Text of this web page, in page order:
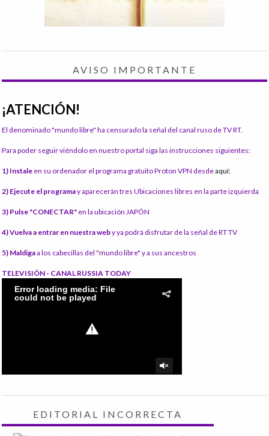
AVISO IMPORTANTE
¡ATENCIÓN!
El denominado "mundo libre" ha censurado la señal del canal ruso de TV RT.
Para poder seguir viéndolo en nuestro portal siga las instrucciones siguientes:
1) Instale en su ordenador el programa gratuito Proton VPN desdeaquí:
2) Ejecute el programay aparecerán tres Ubicaciones libres en la parte izquierda
3) Pulse "CONECTAR" en la ubicación JAPÓN
4) Vuelva a entrar en nuestra weby ya podrá disfrutar de la señal de RT TV
5) Maldigaa los cabecillas del "mundo libre" y a sus ancestros
TELEVISIÓN - CANAL RUSSIA TODAY
EDITORIAL INCORRECTA